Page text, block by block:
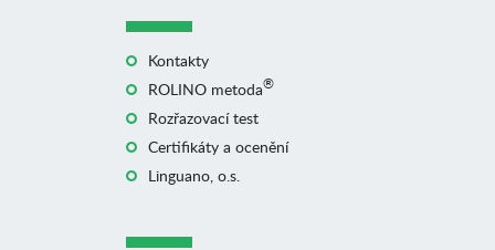
Kontakty
ROLINO metoda®
Rozřazovací test
Certifikáty a ocenění
Linguano, o.s.